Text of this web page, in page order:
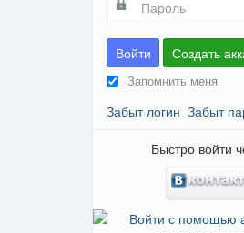
Войти Создать
Запомнить меня
Забыт логин Забыт
Быстро войти